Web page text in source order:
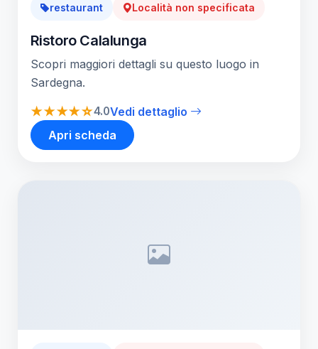
restaurant Località non specificata
Ristoro Calalunga
Scopri maggiori dettagli su questo luogo in
Sardegna.
★★★★☆4.0Vedi dettaglio
Apri scheda